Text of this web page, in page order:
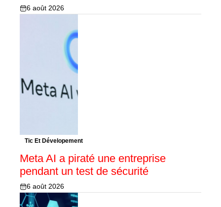
6 août 2026
Tic Et Dévelopement
Meta AI a piraté une entreprise
pendant un test de sécurité
6 août 2026